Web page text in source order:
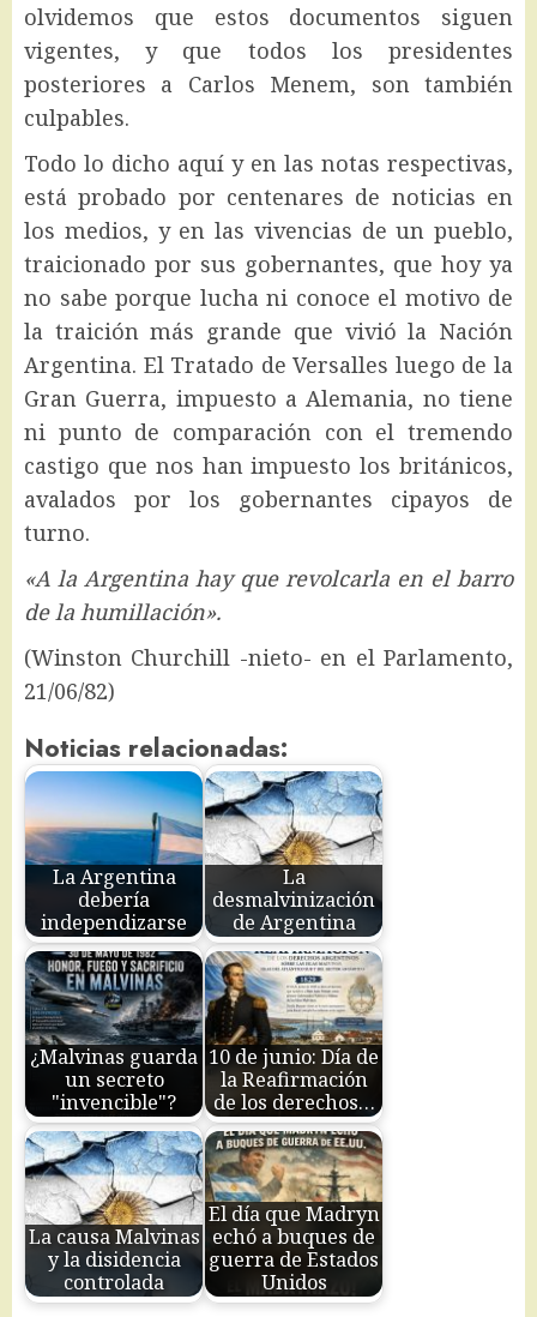
olvidemos que estos documentos siguen
vigentes, y que todos los presidentes
posteriores a Carlos Menem, son también
culpables.
Todo lo dicho aquí y en las notas respectivas,
está probado por centenares de noticias en
los medios, y en las vivencias de un pueblo,
traicionado por sus gobernantes, que hoy ya
no sabe porque lucha ni conoce el motivo de
la traición más grande que vivió la Nación
Argentina. El Tratado de Versalles luego de la
Gran Guerra, impuesto a Alemania, no tiene
ni punto de comparación con el tremendo
castigo que nos han impuesto los británicos,
avalados por los gobernantes cipayos de
turno.
«A la Argentina hay que revolcarla en el barro
de la humillación».
(Winston Churchill -nieto- en el Parlamento,
21/06/82)
Noticias relacionadas:
La Argentina
debería
independizarse
La
desmalvinización
de Argentina
¿Malvinas guarda
un secreto
"invencible"?
10 de junio: Día de
la Reafirmación
de los derechos…
La causa Malvinas
y la disidencia
controlada
El día que Madryn
echó a buques de
guerra de Estados
Unidos